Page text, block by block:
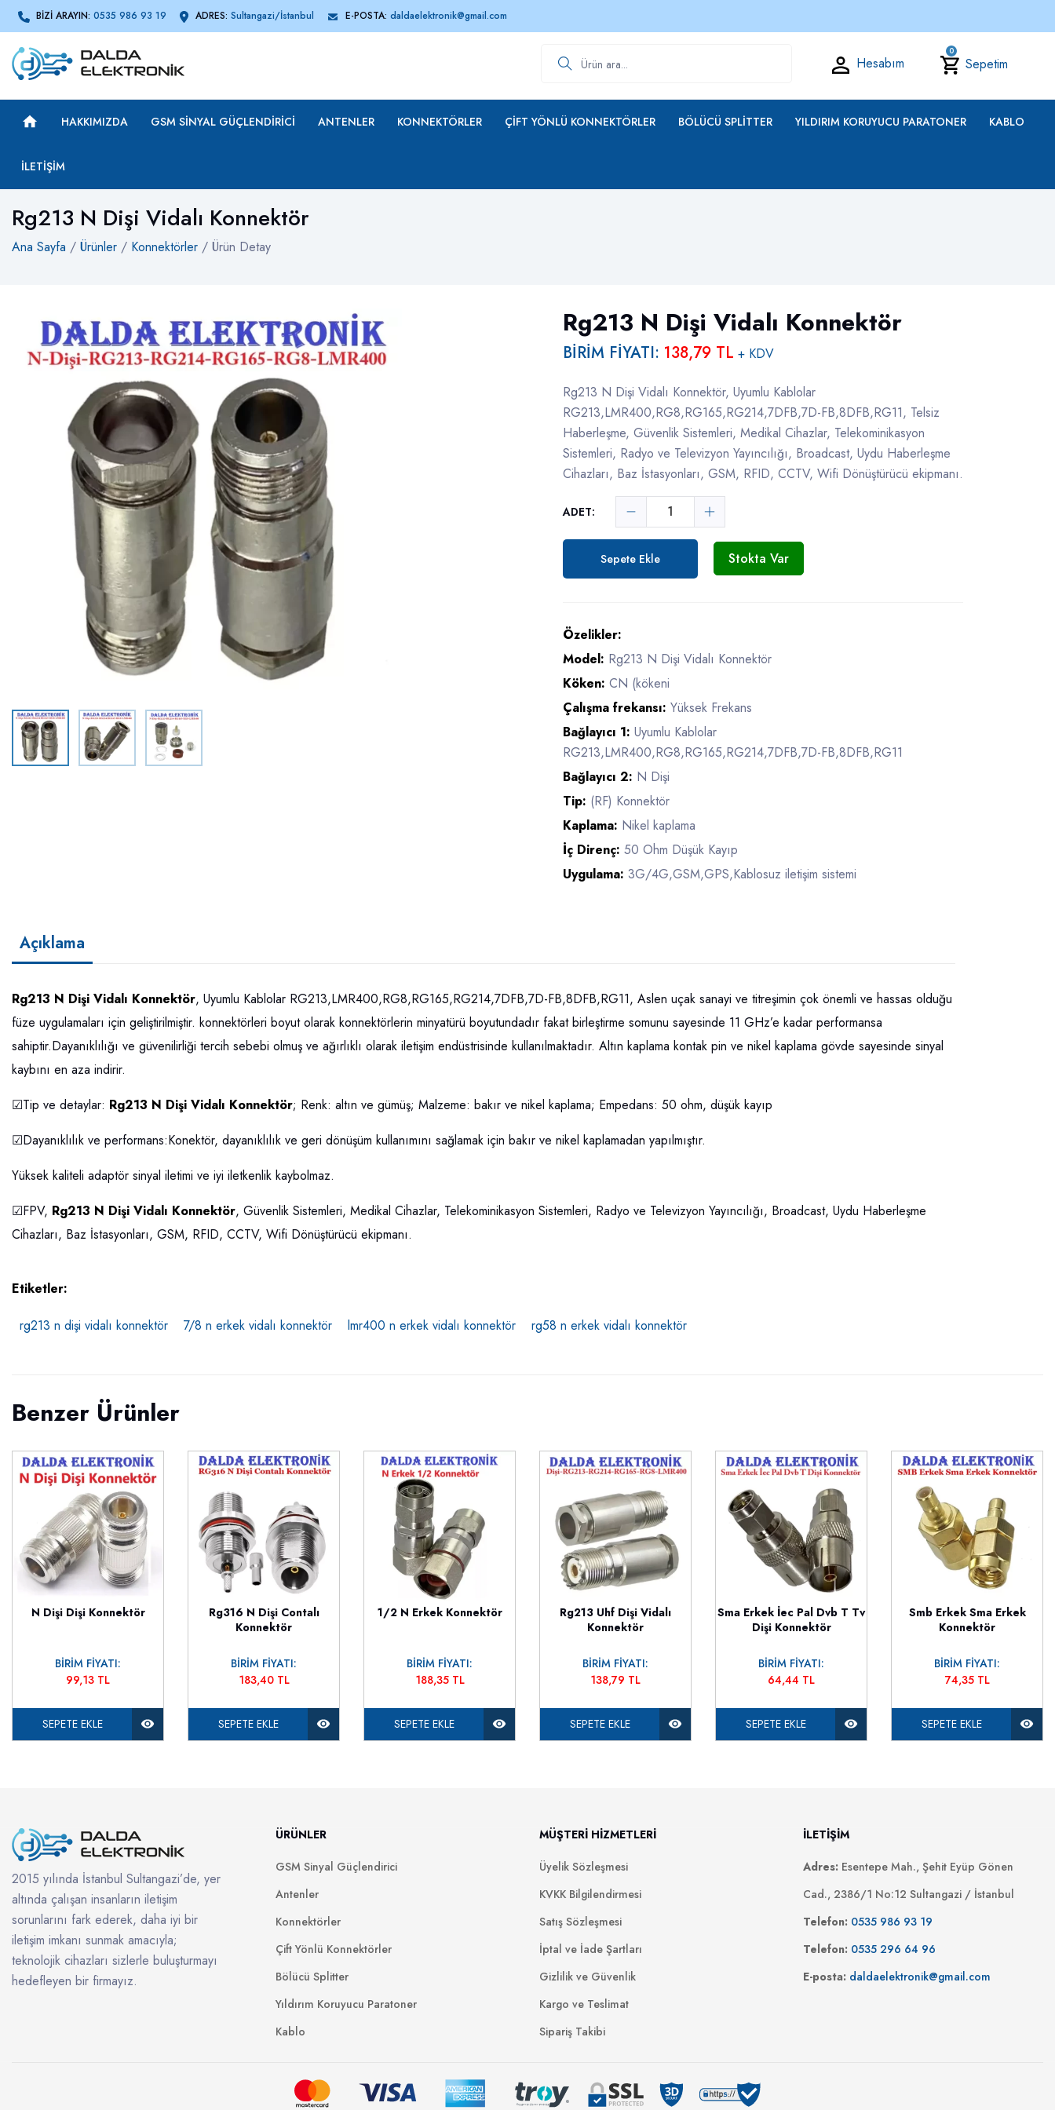
BİZİ ARAYIN: 0535 986 93 19 ADRES: Sultangazi/İstanbul E-POSTA: daldaelektronik@gmail.com
Hesabım Sepetim
0
HAKKIMIZDA GSM SINYAL GÜÇLENDIRICI ANTENLER KONNEKTÖRLER ÇIFT YÖNLÜ KONNEKTÖRLER BÖLÜCÜ SPLITTER YILDIRIM KORUYUCU PARATONER KABLO
İLETIŞIM
Rg213 N Dişi Vidalı Konnektör
Ana Sayfa / Ürünler / Konnektörler / Ürün Detay
Rg213 N Dişi Vidalı Konnektör
BİRİM FİYATI: 138,79 TL + KDV
Rg213 N Dişi Vidalı Konnektör, Uyumlu Kablolar
RG213,LMR400,RG8,RG165,RG214,7DFB,7D-FB,8DFB,RG11, Telsiz
Haberleşme, Güvenlik Sistemleri, Medikal Cihazlar, Telekominikasyon
Sistemleri, Radyo ve Televizyon Yayıncılığı, Broadcast, Uydu Haberleşme
Cihazları, Baz İstasyonları, GSM, RFID, CCTV, Wifi Dönüştürücü ekipmanı.
ADET:
Sepete Ekle Stokta Var
Özelikler:
Model: Rg213 N Dişi Vidalı Konnektör
Köken: CN (kökeni
Çalışma frekansı: Yüksek Frekans
Bağlayıcı 1: Uyumlu Kablolar
RG213,LMR400,RG8,RG165,RG214,7DFB,7D-FB,8DFB,RG11
Bağlayıcı 2: N Dişi
Tip: (RF) Konnektör
Kaplama: Nikel kaplama
İç Direnç: 50 Ohm Düşük Kayıp
Uygulama: 3G/4G,GSM,GPS,Kablosuz iletişim sistemi
Açıklama
Rg213 N Dişi Vidalı Konnektör, Uyumlu Kablolar RG213,LMR400,RG8,RG165,RG214,7DFB,7D-FB,8DFB,RG11, Aslen uçak sanayi ve titreşimin çok önemli ve hassas olduğu
füze uygulamaları için geliştirilmiştir. konnektörleri boyut olarak konnektörlerin minyatürü boyutundadır fakat birleştirme somunu sayesinde 11 GHz’e kadar performansa
sahiptir.Dayanıklılığı ve güvenilirliği tercih sebebi olmuş ve ağırlıklı olarak iletişim endüstrisinde kullanılmaktadır. Altın kaplama kontak pin ve nikel kaplama gövde sayesinde sinyal
kaybını en aza indirir.
☑Tip ve detaylar: Rg213 N Dişi Vidalı Konnektör; Renk: altın ve gümüş; Malzeme: bakır ve nikel kaplama; Empedans: 50 ohm, düşük kayıp
☑Dayanıklılık ve performans:Konektör, dayanıklılık ve geri dönüşüm kullanımını sağlamak için bakır ve nikel kaplamadan yapılmıştır.
Yüksek kaliteli adaptör sinyal iletimi ve iyi iletkenlik kaybolmaz.
☑FPV, Rg213 N Dişi Vidalı Konnektör, Güvenlik Sistemleri, Medikal Cihazlar, Telekominikasyon Sistemleri, Radyo ve Televizyon Yayıncılığı, Broadcast, Uydu Haberleşme
Cihazları, Baz İstasyonları, GSM, RFID, CCTV, Wifi Dönüştürücü ekipmanı.
Etiketler:
rg213 n dişi vidalı konnektör 7/8 n erkek vidalı konnektör lmr400 n erkek vidalı konnektör rg58 n erkek vidalı konnektör
Benzer Ürünler
N Dişi Dişi Konnektör
BİRİM FİYATI:
99,13 TL
SEPETE EKLE
Rg316 N Dişi Contalı
Konnektör
BİRİM FİYATI:
183,40 TL
SEPETE EKLE
1/2 N Erkek Konnektör
BİRİM FİYATI:
188,35 TL
SEPETE EKLE
Rg213 Uhf Dişi Vidalı
Konnektör
BİRİM FİYATI:
138,79 TL
SEPETE EKLE
Sma Erkek İec Pal Dvb T Tv
Dişi Konnektör
BİRİM FİYATI:
64,44 TL
SEPETE EKLE
Smb Erkek Sma Erkek
Konnektör
BİRİM FİYATI:
74,35 TL
SEPETE EKLE
2015 yılında İstanbul Sultangazi’de, yer
altında çalışan insanların iletişim
sorunlarını fark ederek, daha iyi bir
iletişim imkanı sunmak amacıyla;
teknolojik cihazları sizlerle buluşturmayı
hedefleyen bir firmayız.
ÜRÜNLER
GSM Sinyal Güçlendirici
Antenler
Konnektörler
Çift Yönlü Konnektörler
Bölücü Splitter
Yıldırım Koruyucu Paratoner
Kablo
MÜŞTERİ HİZMETLERİ
Üyelik Sözleşmesi
KVKK Bilgilendirmesi
Satış Sözleşmesi
İptal ve İade Şartları
Gizlilik ve Güvenlik
Kargo ve Teslimat
Sipariş Takibi
İLETİŞİM
Adres: Esentepe Mah., Şehit Eyüp Gönen
Cad., 2386/1 No:12 Sultangazi / İstanbul
Telefon: 0535 986 93 19
Telefon: 0535 296 64 96
E-posta: daldaelektronik@gmail.com